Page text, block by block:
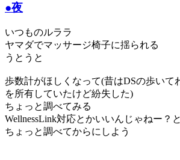
●夜
いつものルララ
ヤマダでマッサージ椅子に揺られる
うとうと
歩数計がほしくなって(昔はDSの歩いて
を所有していたけど紛失した)
ちょっと調べてみる
WellnessLink対応とかいいんじゃねー？
ちょっと調べてからにしよう